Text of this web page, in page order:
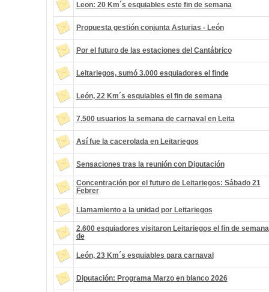
Leon: 20 Km´s esquiables este fin de semana
Propuesta gestión conjunta Asturias - León
Por el futuro de las estaciones del Cantábrico
Leitariegos, sumó 3.000 esquiadores el finde
León, 22 Km´s esquiables el fin de semana
7.500 usuarios la semana de carnaval en Leita
Así fue la cacerolada en Leitariegos
Sensaciones tras la reunión con Diputación
Concentración por el futuro de Leitariegos: Sábado 21
Febrer
Llamamiento a la unidad por Leitariegos
2.600 esquiadores visitaron Leitariegos el fin de semana
de
León, 23 Km´s esquiables para carnaval
Diputación: Programa Marzo en blanco 2026